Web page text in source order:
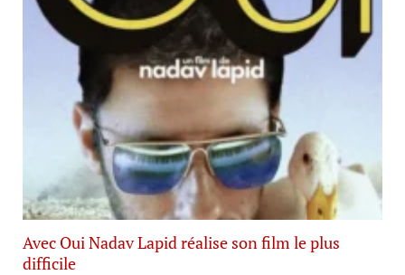
Avec Oui Nadav Lapid réalise son film le plus
difficile